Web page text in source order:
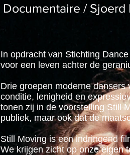
Documentaire / Sjoerd
In opdracht van Stichting
voor een leven achter de
Drie groepen moderne dansers
conditie, lenigheid en
tonen zij in de voorstelling Still
publiek, maar ook dat de
Still Moving is een indringend
We krijgen zicht op onze eigen